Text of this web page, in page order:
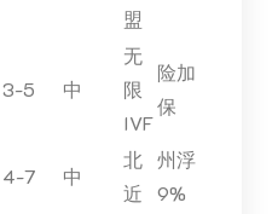
盟
3-5 中
无
限
IVF
险加
保
4-7 中
北
近
州浮
9%